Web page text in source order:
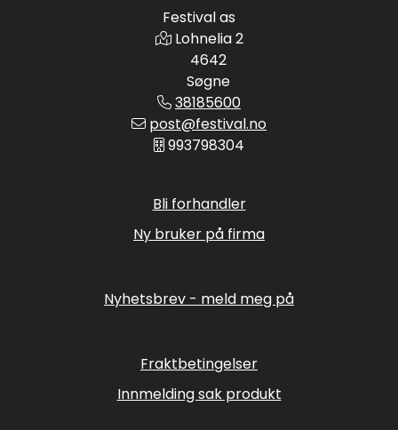
Festival as
Lohnelia 2
4642
Søgne
38185600
post@festival.no
993798304
Bli forhandler
Ny bruker på firma
Nyhetsbrev - meld meg på
Fraktbetingelser
Innmelding sak produkt